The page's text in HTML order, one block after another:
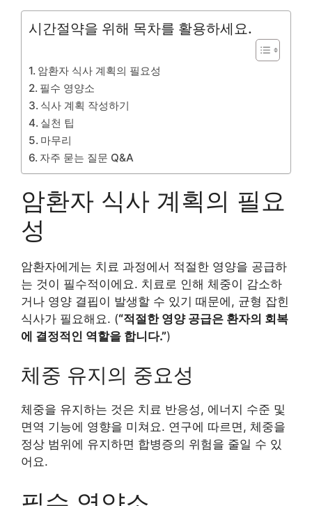
시간절약을 위해 목차를 활용하세요.
암환자 식사 계획의 필요성
필수 영양소
식사 계획 작성하기
실천 팁
마무리
자주 묻는 질문 Q&A
암환자 식사 계획의 필요
성
암환자에게는 치료 과정에서 적절한 영양을 공급하
는 것이 필수적이에요. 치료로 인해 체중이 감소하
거나 영양 결핍이 발생할 수 있기 때문에, 균형 잡힌
식사가 필요해요. (“적절한 영양 공급은 환자의 회복
에 결정적인 역할을 합니다.”)
체중 유지의 중요성
체중을 유지하는 것은 치료 반응성, 에너지 수준 및
면역 기능에 영향을 미쳐요. 연구에 따르면, 체중을
정상 범위에 유지하면 합병증의 위험을 줄일 수 있
어요.